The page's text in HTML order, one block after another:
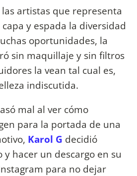
las artistas que representa
y espada la diversidad
oportunidades, la
sin maquillaje y sin filtros
la vean tal cual es,
indiscutida.
mal al ver cómo
para la portada de una
Karol G decidió
hacer un descargo en su
para no dejar